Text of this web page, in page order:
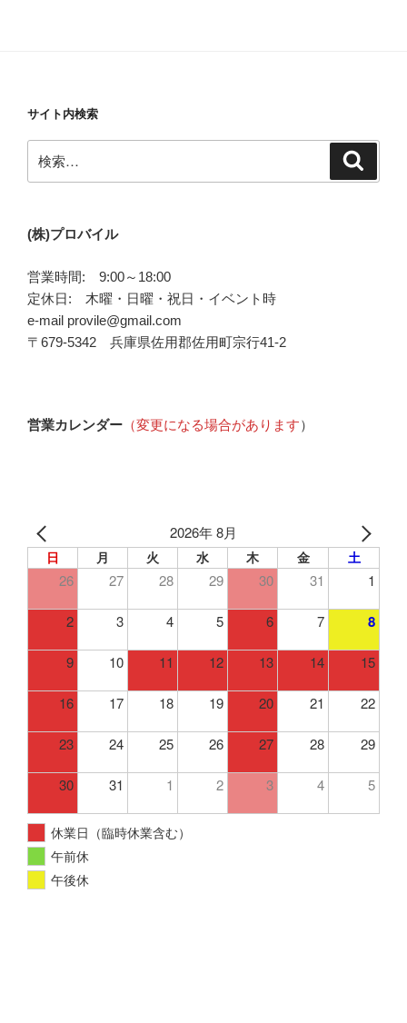
サイト内検索
索:
(株)プロバイル
営業時間: 9:00～18:00
定休日: 木曜・日曜・祝日・イベント時
e-mail provile@gmail.com
〒679-5342 兵庫県佐用郡佐用町宗行41-2
営業カレンダー （変更になる場合があります）
2026年 8月
日 月 火 水 木 金 土
26 27 28 29 30 31 1
2 3 4 5 6 7 8
9 10 11 12 13 14 15
16 17 18 19 20 21 22
23 24 25 26 27 28 29
30 31 1 2 3 4 5
休業日（臨時休業含む）
午前休
午後休